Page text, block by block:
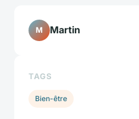
M Martin
TAGS
Bien-être